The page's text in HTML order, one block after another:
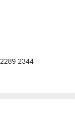
2344